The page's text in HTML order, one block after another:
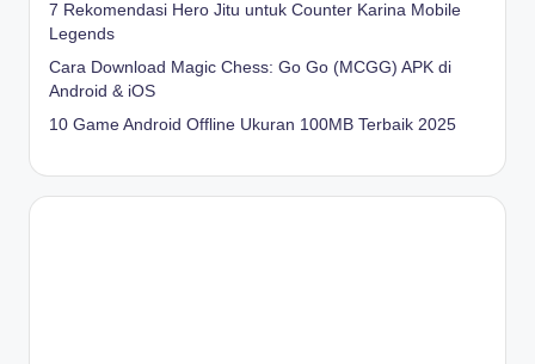
7 Rekomendasi Hero Jitu untuk Counter Karina Mobile
Legends
Cara Download Magic Chess: Go Go (MCGG) APK di
Android & iOS
10 Game Android Offline Ukuran 100MB Terbaik 2025